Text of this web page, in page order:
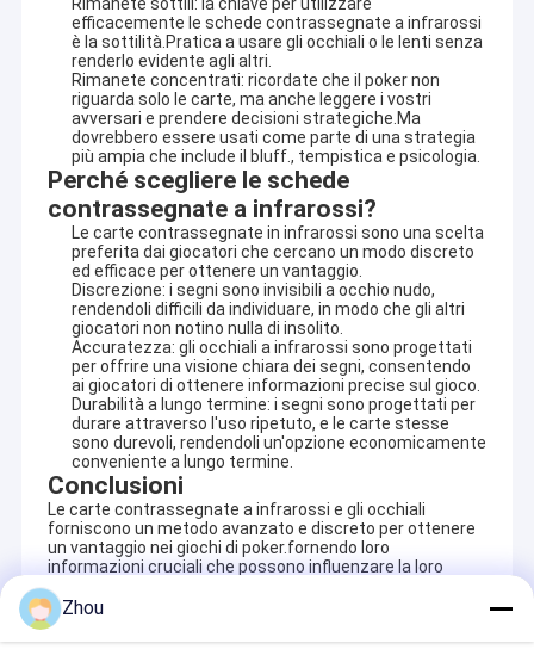
Casa
Rimanete sottili: la chiave per utilizzare
efficacemente le schede contrassegnate a infrarossi
è la sottilità.Pratica a usare gli occhiali o le lenti senza
renderlo evidente agli altri.
Rimanete concentrati: ricordate che il poker non
riguarda solo le carte, ma anche leggere i vostri
avversari e prendere decisioni strategiche.Ma
dovrebbero essere usati come parte di una strategia
più ampia che include il bluff., tempistica e psicologia.
Perché scegliere le schede
contrassegnate a infrarossi?
Le carte contrassegnate in infrarossi sono una scelta
preferita dai giocatori che cercano un modo discreto
ed efficace per ottenere un vantaggio.
Discrezione: i segni sono invisibili a occhio nudo,
rendendoli difficili da individuare, in modo che gli altri
giocatori non notino nulla di insolito.
Accuratezza: gli occhiali a infrarossi sono progettati
per offrire una visione chiara dei segni, consentendo
ai giocatori di ottenere informazioni precise sul gioco.
Durabilità a lungo termine: i segni sono progettati per
durare attraverso l'uso ripetuto, e le carte stesse
sono durevoli, rendendoli un'opzione economicamente
conveniente a lungo termine.
Conclusioni
Le carte contrassegnate a infrarossi e gli occhiali
forniscono un metodo avanzato e discreto per ottenere
un vantaggio nei giochi di poker.fornendo loro
informazioni cruciali che possono influenzare la loro
strategia e aumentare le loro possibilità di vincere.
YB Poker Cheat Co., Ltd è stata fondata nel 1999 e si trova in
una famosa città internazionale di Guangzhou. È la prima
azienda che ha ottenuto una licenza per la produzione, la
distribuzione e il servizio di casinò.YB Poker Cheat è in grado di
fornireAnalisatore di poker, carte segnate con inchiostro
Zhou